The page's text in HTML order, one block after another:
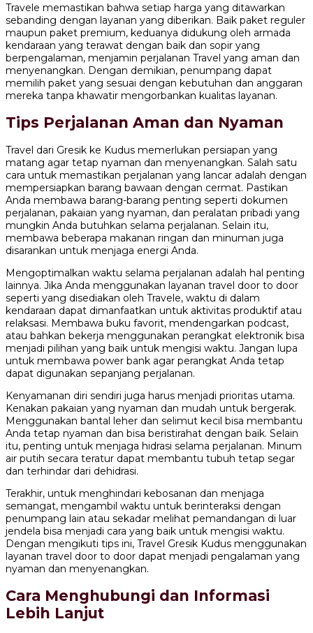
Travele memastikan bahwa setiap harga yang ditawarkan
sebanding dengan layanan yang diberikan. Baik paket reguler
maupun paket premium, keduanya didukung oleh armada
kendaraan yang terawat dengan baik dan sopir yang
berpengalaman, menjamin perjalanan Travel yang aman dan
menyenangkan. Dengan demikian, penumpang dapat
memilih paket yang sesuai dengan kebutuhan dan anggaran
mereka tanpa khawatir mengorbankan kualitas layanan.
Tips Perjalanan Aman dan Nyaman
Travel dari Gresik ke Kudus memerlukan persiapan yang
matang agar tetap nyaman dan menyenangkan. Salah satu
cara untuk memastikan perjalanan yang lancar adalah dengan
mempersiapkan barang bawaan dengan cermat. Pastikan
Anda membawa barang-barang penting seperti dokumen
perjalanan, pakaian yang nyaman, dan peralatan pribadi yang
mungkin Anda butuhkan selama perjalanan. Selain itu,
membawa beberapa makanan ringan dan minuman juga
disarankan untuk menjaga energi Anda.
Mengoptimalkan waktu selama perjalanan adalah hal penting
lainnya. Jika Anda menggunakan layanan travel door to door
seperti yang disediakan oleh Travele, waktu di dalam
kendaraan dapat dimanfaatkan untuk aktivitas produktif atau
relaksasi. Membawa buku favorit, mendengarkan podcast,
atau bahkan bekerja menggunakan perangkat elektronik bisa
menjadi pilihan yang baik untuk mengisi waktu. Jangan lupa
untuk membawa power bank agar perangkat Anda tetap
dapat digunakan sepanjang perjalanan.
Kenyamanan diri sendiri juga harus menjadi prioritas utama.
Kenakan pakaian yang nyaman dan mudah untuk bergerak.
Menggunakan bantal leher dan selimut kecil bisa membantu
Anda tetap nyaman dan bisa beristirahat dengan baik. Selain
itu, penting untuk menjaga hidrasi selama perjalanan. Minum
air putih secara teratur dapat membantu tubuh tetap segar
dan terhindar dari dehidrasi.
Terakhir, untuk menghindari kebosanan dan menjaga
semangat, mengambil waktu untuk berinteraksi dengan
penumpang lain atau sekadar melihat pemandangan di luar
jendela bisa menjadi cara yang baik untuk mengisi waktu.
Dengan mengikuti tips ini, Travel Gresik Kudus menggunakan
layanan travel door to door dapat menjadi pengalaman yang
nyaman dan menyenangkan.
Cara Menghubungi dan Informasi
Lebih Lanjut